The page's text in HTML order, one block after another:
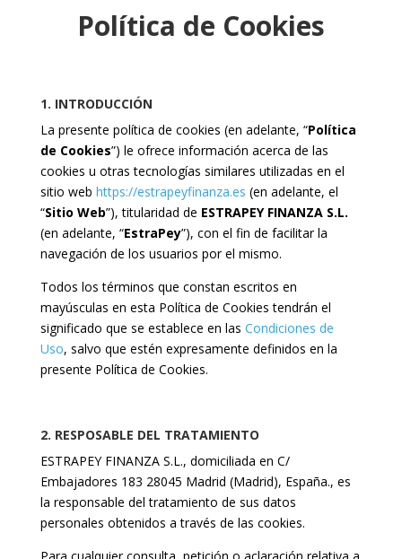
Política de Cookies
1. INTRODUCCIÓN
La presente política de cookies (en adelante, “Política
de Cookies”) le ofrece información acerca de las
cookies u otras tecnologías similares utilizadas en el
sitio web https://estrapeyfinanza.es (en adelante, el
“Sitio Web”), titularidad de ESTRAPEY FINANZA S.L.
(en adelante, “EstraPey”), con el fin de facilitar la
navegación de los usuarios por el mismo.
Todos los términos que constan escritos en
mayúsculas en esta Política de Cookies tendrán el
significado que se establece en las Condiciones de
Uso, salvo que estén expresamente definidos en la
presente Política de Cookies.
2. RESPOSABLE DEL TRATAMIENTO
ESTRAPEY FINANZA S.L., domiciliada en C/
Embajadores 183 28045 Madrid (Madrid), España., es
la responsable del tratamiento de sus datos
personales obtenidos a través de las cookies.